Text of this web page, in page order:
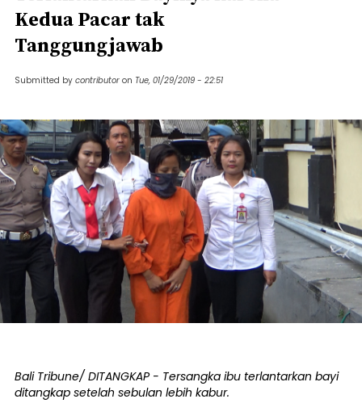
Kedua Pacar tak
Tanggungjawab
Submitted by contributor on Tue, 01/29/2019 - 22:51
Bali Tribune/ DITANGKAP - Tersangka ibu terlantarkan bayi
ditangkap setelah sebulan lebih kabur.